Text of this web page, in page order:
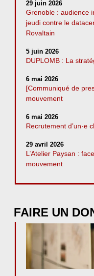
29 juin 2026
Grenoble : audience
jeudi contre le
Rovaltain
5 juin 2026
DUPLOMB : La
6 mai 2026
[Communiqué de
mouvement
6 mai 2026
Recrutement d’un·e
29 avril 2026
L’Atelier Paysan :
mouvement
FAIRE UN